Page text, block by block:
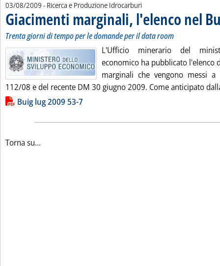
03/08/2009 - Ricerca e Produzione Idrocarburi
Giacimenti marginali, l'elenco nel
Trenta giorni di tempo per le domande per il data room
L'Ufficio minerario del
economico ha pubblicato l'elenco
marginali che vengono messi
112/08 e del recente DM 30 giugno 2009. Come anticipato
Lista allegati PDF alla notizia
Buig lug 2009 53-7
Torna su...